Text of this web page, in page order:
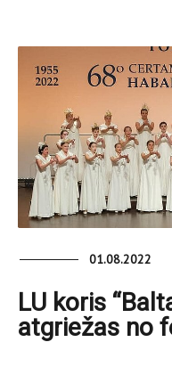
01.08.2022
LU koris
atgriežas no